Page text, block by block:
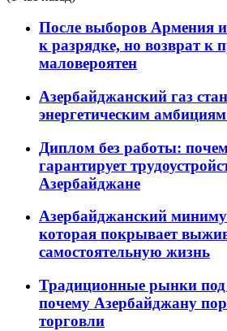
После выборов Армения
к разрядке, но возврат к
маловероятен
Азербайджанский газ
энергетическим
Диплом без работы:
гарантирует
Азербайджане
Азербайджанский
которая покрывает
самостоятельную жизнь
Традиционные рынки под
почему Азербайджану
торговли